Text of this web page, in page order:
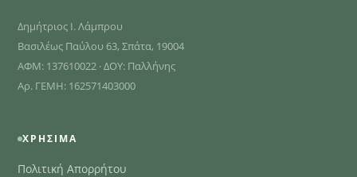
Δημήτριος Ι. Λάμπρου
Βασιλέως Παύλου 63, Σπάτα, 19004
ΑΦΜ: 137610022 · ΔΟΥ: Παλλήνης
Αρ. ΓΕΜΗ: 162571403000
ΧΡΉΣΙΜΑ
Πολιτική Απορρήτου